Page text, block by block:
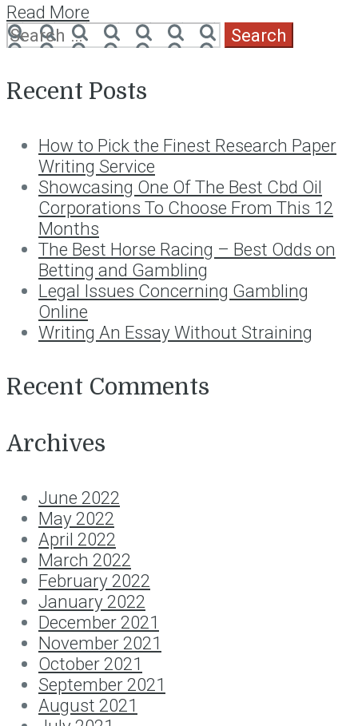
Read More
Search
for:
Recent Posts
How to Pick the Finest Research Paper
Writing Service
Showcasing One Of The Best Cbd Oil
Corporations To Choose From This 12
Months
The Best Horse Racing – Best Odds on
Betting and Gambling
Legal Issues Concerning Gambling
Online
Writing An Essay Without Straining
Recent Comments
Archives
June 2022
May 2022
April 2022
March 2022
February 2022
January 2022
December 2021
November 2021
October 2021
September 2021
August 2021